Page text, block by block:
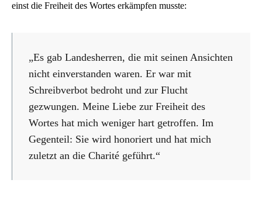
einst die Freiheit des Wortes erkämpfen musste:
„Es gab Landesherren, die mit seinen Ansichten
nicht einverstanden waren. Er war mit
Schreibverbot bedroht und zur Flucht
gezwungen. Meine Liebe zur Freiheit des
Wortes hat mich weniger hart getroffen. Im
Gegenteil: Sie wird honoriert und hat mich
zuletzt an die Charité geführt.“